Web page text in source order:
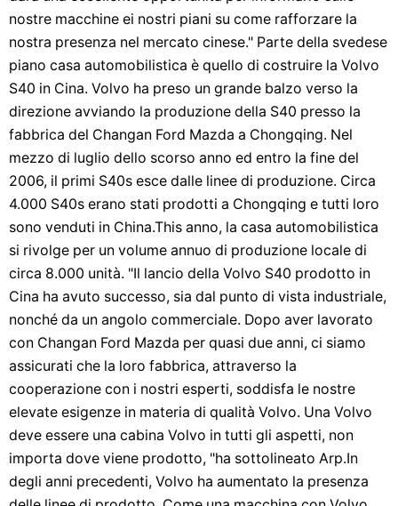
nostre macchine ei nostri piani su come rafforzare la
nostra presenza nel mercato cinese." Parte della svedese
piano casa automobilistica è quello di costruire la Volvo
S40 in Cina. Volvo ha preso un grande balzo verso la
direzione avviando la produzione della S40 presso la
fabbrica del Changan Ford Mazda a Chongqing. Nel
mezzo di luglio dello scorso anno ed entro la fine del
2006, il primi S40s esce dalle linee di produzione. Circa
4.000 S40s erano stati prodotti a Chongqing e tutti loro
sono venduti in China.This anno, la casa automobilistica
si rivolge per un volume annuo di produzione locale di
circa 8.000 unità. "Il lancio della Volvo S40 prodotto in
Cina ha avuto successo, sia dal punto di vista industriale,
nonché da un angolo commerciale. Dopo aver lavorato
con Changan Ford Mazda per quasi due anni, ci siamo
assicurati che la loro fabbrica, attraverso la
cooperazione con i nostri esperti, soddisfa le nostre
elevate esigenze in materia di qualità Volvo. Una Volvo
deve essere una cabina Volvo in tutti gli aspetti, non
importa dove viene prodotto, "ha sottolineato Arp.In
degli anni precedenti, Volvo ha aumentato la presenza